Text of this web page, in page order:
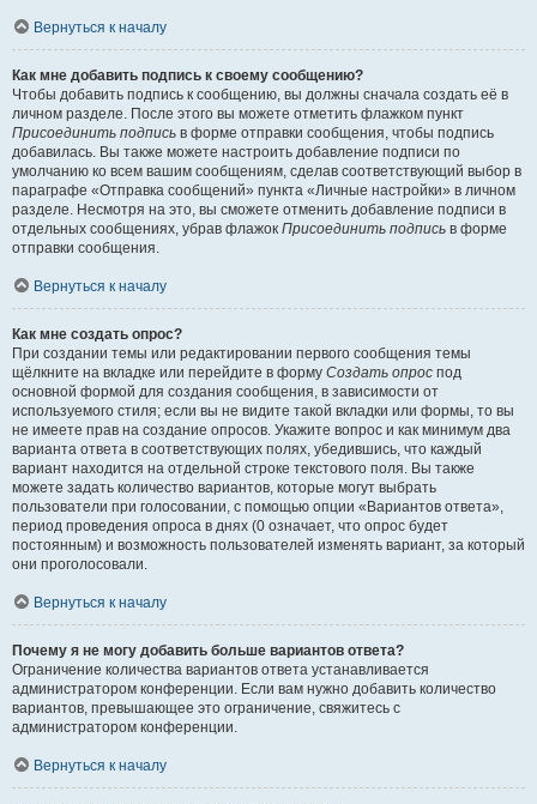
Вернуться к началу
Как мне добавить подпись к своему сообщению?
Чтобы добавить подпись к сообщению, вы должны сначала создать её в
личном разделе. После этого вы можете отметить флажком пункт
Присоединить подпись в форме отправки сообщения, чтобы подпись
добавилась. Вы также можете настроить добавление подписи по
умолчанию ко всем вашим сообщениям, сделав соответствующий выбор в
параграфе «Отправка сообщений» пункта «Личные настройки» в личном
разделе. Несмотря на это, вы сможете отменить добавление подписи в
отдельных сообщениях, убрав флажок Присоединить подпись в форме
отправки сообщения.
Вернуться к началу
Как мне создать опрос?
При создании темы или редактировании первого сообщения темы
щёлкните на вкладке или перейдите в форму Создать опрос под
основной формой для создания сообщения, в зависимости от
используемого стиля; если вы не видите такой вкладки или формы, то вы
не имеете прав на создание опросов. Укажите вопрос и как минимум два
варианта ответа в соответствующих полях, убедившись, что каждый
вариант находится на отдельной строке текстового поля. Вы также
можете задать количество вариантов, которые могут выбрать
пользователи при голосовании, с помощью опции «Вариантов ответа»,
период проведения опроса в днях (0 означает, что опрос будет
постоянным) и возможность пользователей изменять вариант, за который
они проголосовали.
Вернуться к началу
Почему я не могу добавить больше вариантов ответа?
Ограничение количества вариантов ответа устанавливается
администратором конференции. Если вам нужно добавить количество
вариантов, превышающее это ограничение, свяжитесь с
администратором конференции.
Вернуться к началу